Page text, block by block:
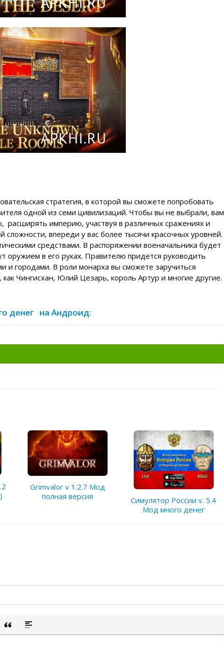
стратегия, в которой вы сможете попробовать
одной из семи цивилизаций. Чтобы вы не выбрали, вам
расширять империю, участвуя в различных сражениях и
впереди у вас более тысячи красочных уровней.
средствами. В распоряжении военачальника будет
оружием в его руках. Правителю придется руководить
и городами. В роли монарха вы сможете заручиться
Чингисхан, Юлий Цезарь, король Артур и многие другие.
денег на Андроид:
Grimvalor v 1.2.7 Мод
полная версия
Симулятор России v. 5.4
Мод много денег
скрытого текста
цитаты
Вставка спойлера